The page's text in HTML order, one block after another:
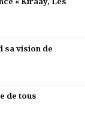
sa vision de
de tous